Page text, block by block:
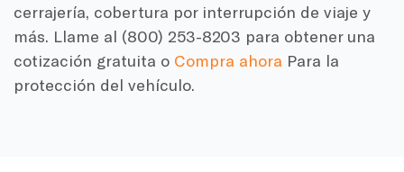
cerrajería, cobertura por interrupción de viaje y
más. Llame al (800) 253-8203 para obtener una
cotización gratuita o Compra ahora Para la
protección del vehículo.